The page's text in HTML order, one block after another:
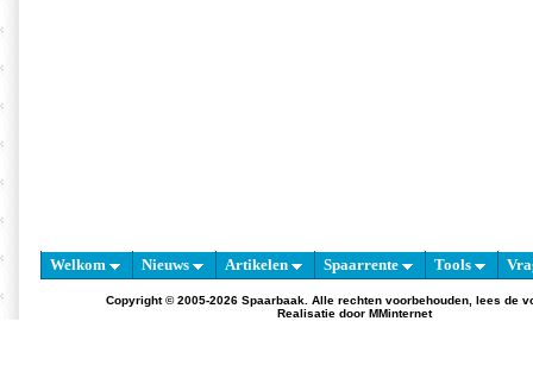
Welkom Nieuws Artikelen Spaarrente Tools
Copyright © 2005-2026 Spaarbaak. Alle rechten voorbehouden, lees de
Realisatie door MMinternet